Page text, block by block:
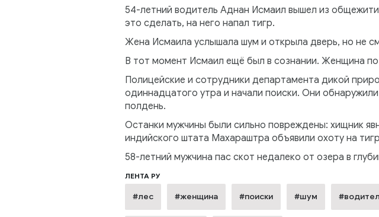
54-летний водитель Аднан Исмаил вышел из
это сделать, на него напал тигр.
Жена Исмаила услышала шум и открыла дверь, но не
В тот момент Исмаил ещё был в сознании. Женщина
Полицейские и сотрудники департамента дикой
одиннадцатого утра и начали поиски. Они
полдень.
Останки мужчины были сильно повреждены: хищник
индийского штата Махараштра объявили охоту на
58-летний мужчина пас скот недалеко от озера в
ЛЕНТА РУ
#лес #женщина #поиски #шум